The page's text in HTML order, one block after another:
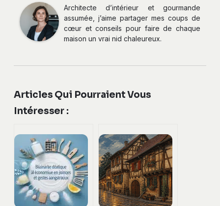
Architecte d’intérieur et gourmande
assumée, j’aime partager mes coups de
cœur et conseils pour faire de chaque
maison un vrai nid chaleureux.
Articles Qui Pourraient Vous
Intéresser :